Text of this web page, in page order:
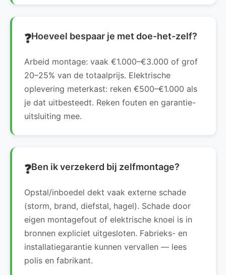
Hoeveel bespaar je met doe-het-zelf?
Arbeid montage: vaak €1.000–€3.000 of grof
20–25% van de totaalprijs. Elektrische
oplevering meterkast: reken €500–€1.000 als
je dat uitbesteedt. Reken fouten en garantie-
uitsluiting mee.
Ben ik verzekerd bij zelfmontage?
Opstal/inboedel dekt vaak externe schade
(storm, brand, diefstal, hagel). Schade door
eigen montagefout of elektrische knoei is in
bronnen expliciet uitgesloten. Fabrieks- en
installatiegarantie kunnen vervallen — lees
polis en fabrikant.